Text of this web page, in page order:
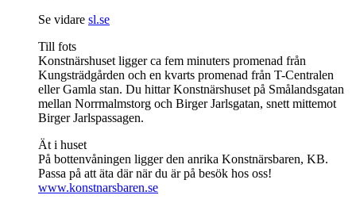
Se vidare sl.se
Till fots
Konstnärshuset ligger ca fem minuters promenad från
Kungsträdgården och en kvarts promenad från T-Centralen
eller Gamla stan. Du hittar Konstnärshuset på Smålandsgatan
mellan Norrmalmstorg och Birger Jarlsgatan, snett mittemot
Birger Jarlspassagen.
Ät i huset
På bottenvåningen ligger den anrika Konstnärsbaren, KB.
Passa på att äta där när du är på besök hos oss!
www.konstnarsbaren.se